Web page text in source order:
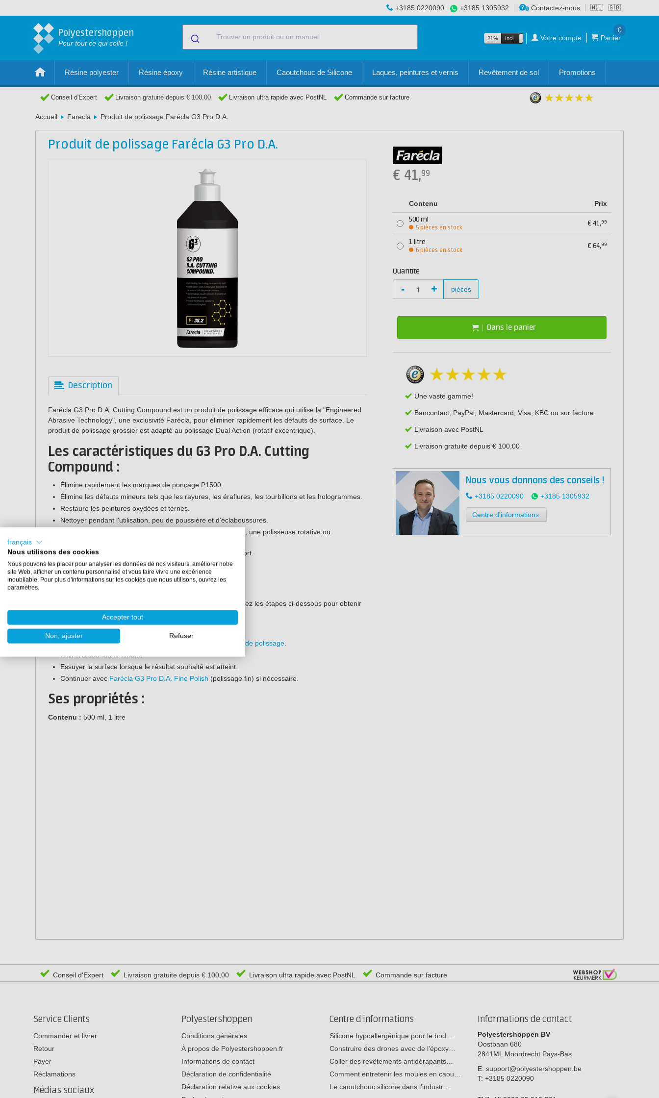
🇳🇱 🇬🇧
+3185 0220090 +3185 1305932 Contactez-nous
Polyestershoppen
Pour tout ce qui colle !
21% Incl. Excl. Votre compte Panier
0
Résine polyester Résine époxy Résine artistique Caoutchouc de Silicone Laques, peintures et vernis Revêtement de sol Promotions
Conseil d'Expert Livraison gratuite depuis € 100,00 Livraison ultra rapide avec PostNL Commande sur facture
Accueil Farecla Produit de polissage Farécla G3 Pro D.A.
Produit de polissage Farécla G3 Pro D.A.
Description
Farécla G3 Pro D.A. Cutting Compound est un produit de polissage efficace qui utilise la "Engineered
Abrasive Technology", une exclusivité Farécla, pour éliminer rapidement les défauts de surface. Le
produit de polissage grossier est adapté au polissage Dual Action (rotatif excentrique).
Les caractéristiques du G3 Pro D.A. Cutting
Compound :
Élimine rapidement les marques de ponçage P1500.
Élimine les défauts mineurs tels que les rayures, les éraflures, les tourbillons et les hologrammes.
Restaure les peintures oxydées et ternes.
Nettoyer pendant l'utilisation, peu de poussière et d'éclaboussures.
Idéal pour une utilisation avec une polisseuse double action, une polisseuse rotative ou
Glisse et coupe uniformément sur la surface avec peu d'effort.
Les défauts disparaissent pendant le polissage.
Son mode d'emploi :
Farécla G3 Pro D.A. Cutting Compound est facile à utiliser. Suivez les étapes ci-dessous pour obtenir
des résultats optimaux.
Assurez-vous que les surfaces sont propres et froides.
Appliquer une petite quantité de pâte à polir sur un
tampon de polissage.
Polir à 3 500 tours/minute.
Essuyer la surface lorsque le résultat souhaité est atteint.
Continuer avec Farécla G3 Pro D.A. Fine Polish (polissage fin) si nécessaire.
Ses propriétés :
Contenu : 500 ml, 1 litre
€ 41,99
Contenu Prix
500 ml
5 pièces en stock
€41,99
1 litre
6 pièces en stock
€64,99
Quantité
- + pièces
Dans le panier
Une vaste gamme!
Bancontact, PayPal, Mastercard, Visa, KBC ou sur facture
Livraison avec PostNL
Livraison gratuite depuis € 100,00
Nous vous donnons des conseils !
+3185 0220090 +3185 1305932
Centre d'informations
Conseil d'Expert Livraison gratuite depuis € 100,00 Livraison ultra rapide avec PostNL Commande sur facture
Service Clients
Commander et livrer
Retour
Payer
Réclamations
Médias sociaux
Polyestershoppen
Conditions générales
À propos de Polyestershoppen.fr
Informations de contact
Déclaration de confidentialité
Déclaration relative aux cookies
Centre d'informations
Silicone hypoallergénique pour le bod…
Construire des drones avec de l'époxy…
Coller des revêtements antidérapants…
Comment entretenir les moules en caou…
Le caoutchouc silicone dans l'industr…
Informations de contact
Polyestershoppen BV
Oostbaan 680
2841ML Moordrecht Pays-Bas
E: support@polyestershoppen.be
T: +3185 0220090
français
Nous utilisons des cookies
Nous pouvons les placer pour analyser les données de nos visiteurs, améliorer notre
site Web, afficher un contenu personnalisé et vous faire vivre une expérience
inoubliable. Pour plus d'informations sur les cookies que nous utilisons, ouvrez les
paramètres.
Accepter tout
Non, ajuster Refuser